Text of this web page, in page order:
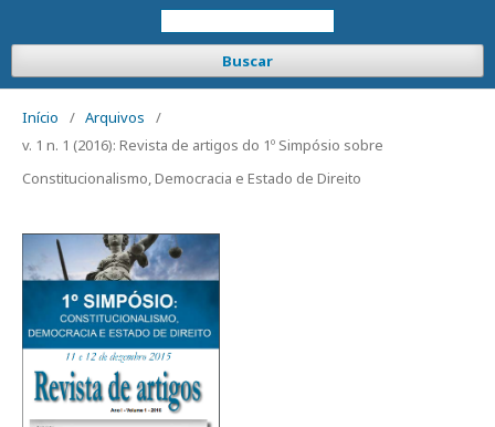
Buscar
Início / Arquivos
/
v. 1 n. 1 (2016): Revista de artigos do 1º Simpósio sobre
Constitucionalismo, Democracia e Estado de Direito